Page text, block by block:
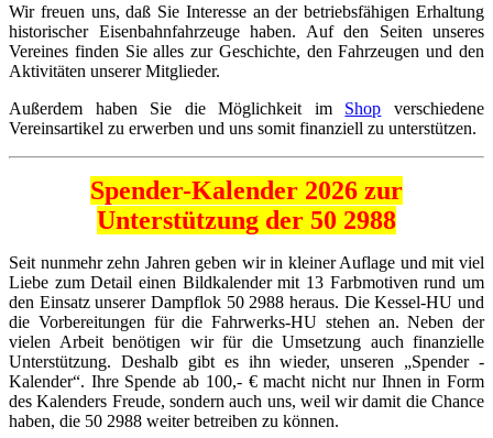
Wir freuen uns, daß Sie Interesse an der betriebsfähigen Erhaltung
historischer Eisenbahnfahrzeuge haben. Auf den Seiten unseres
Vereines finden Sie alles zur Geschichte, den Fahrzeugen und den
Aktivitäten unserer Mitglieder.
Außerdem haben Sie die Möglichkeit im Shop verschiedene
Vereinsartikel zu erwerben und uns somit finanziell zu unterstützen.
Spender-Kalender 2026 zur
Unterstützung der 50 2988
Seit nunmehr zehn Jahren geben wir in kleiner Auflage und mit viel
Liebe zum Detail einen Bildkalender mit 13 Farbmotiven rund um
den Einsatz unserer Dampflok 50 2988 heraus. Die Kessel-HU und
die Vorbereitungen für die Fahrwerks-HU stehen an. Neben der
vielen Arbeit benötigen wir für die Umsetzung auch finanzielle
Unterstützung. Deshalb gibt es ihn wieder, unseren „Spender -
Kalender“. Ihre Spende ab 100,- € macht nicht nur Ihnen in Form
des Kalenders Freude, sondern auch uns, weil wir damit die Chance
haben, die 50 2988 weiter betreiben zu können.